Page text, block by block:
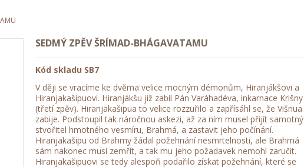
SEDMÝ ZPĚV ŠRÍMAD-BHÁGAVATAMU
Kód skladu SB7
V ději se vracíme ke dvěma velice mocným démonům, Hiranjákšovi a
Hiranjakašipuovi. Hiranjákšu již zabil Pán Varáhadéva, inkarnace Krišny
(třetí zpěv). Hiranjakašipua to velice rozzuřilo a zapřísáhl se, že Višnua
zabije. Podstoupil tak náročnou askezi, až za ním musel přijít samotný
stvořitel hmotného vesmíru, Brahmá, a zastavit jeho počínání.
Hiranjakašipu od Brahmy žádal požehnání nesmrtelnosti, ale Brahmá
sám nakonec musí zemřít, a tak mu jeho požadavek nemohl zaručit.
Hiranjakašipuovi se tedy alespoň podařilo získat požehnání, které se